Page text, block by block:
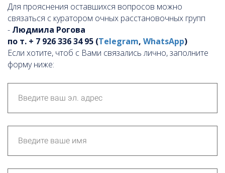
Для прояснения оставшихся вопросов можно
связаться с куратором очных расстановочных групп
- Людмила Рогова
по т. + 7 926 336 34 95 (Telegram, WhatsApp)
Если хотите, чтоб с Вами связались лично, заполните
форму ниже: